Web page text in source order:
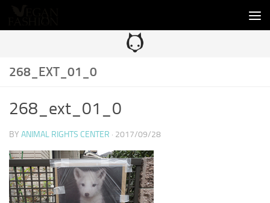
268_EXT_01_0
268_ext_01_0
BY ANIMAL RIGHTS CENTER · 2017/09/28